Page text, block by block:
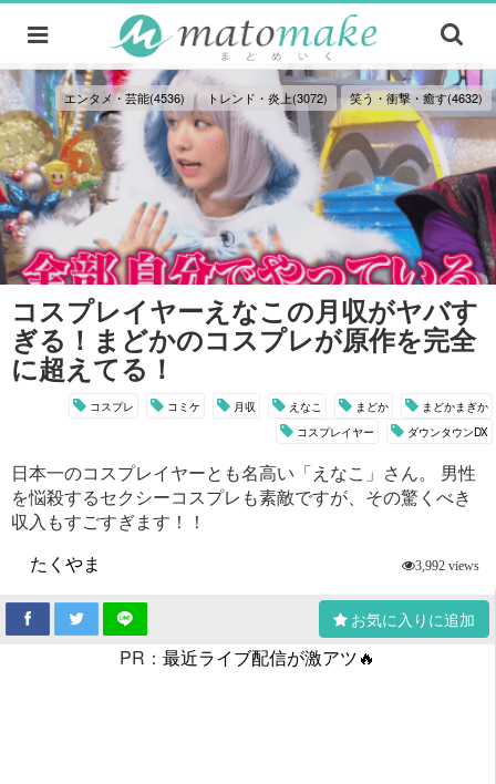
エンタメ・芸能(4536) トレンド・炎上(3072) 笑う・衝撃・癒す(4632)
コスプレイヤーえなこの月収がヤバす
ぎる！まどかのコスプレが原作を完全
に超えてる！
コスプレ コミケ 月収 えなこ まどか
まどかまぎか
コスプレイヤー
ダウンタウンDX
日本一のコスプレイヤーとも名高い「えなこ」さん。 男性
を悩殺するセクシーコスプレも素敵ですが、その驚くべき
収入もすごすぎます！！
たくやま
3,992 views
お気に入りに追加
PR： 最近ライブ配信が激アツ🔥